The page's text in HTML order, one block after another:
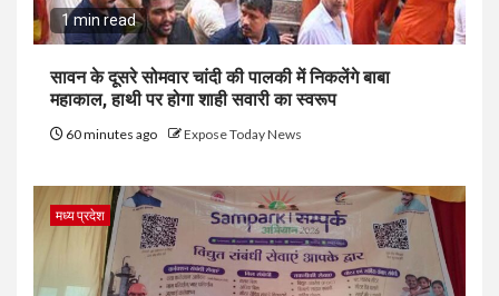
1 min read
सावन के दूसरे सोमवार चांदी की पालकी में निकलेंगे बाबा
महाकाल, हाथी पर होगा शाही सवारी का स्वरूप
60 minutes ago Expose Today News
मध्य प्रदेश